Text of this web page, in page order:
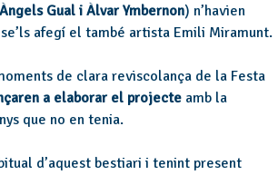
Gual i Àlvar Ymbernon) n’havien
afegí el també artista Emili Miramunt.
de clara reviscolança de la Festa
a elaborar el projecte amb la
que no en tenia.
d’aquest bestiari i tenint present